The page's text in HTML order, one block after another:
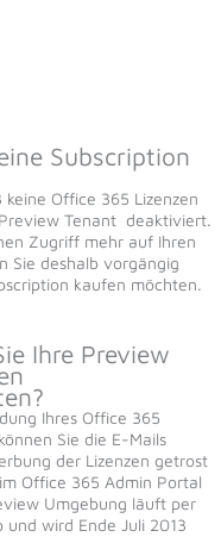
Subscription
keine Office 365 Lizenzen
Tenant deaktiviert.
Zugriff mehr auf Ihren
Sie deshalb vorgängig
kaufen möchten.
Ihre Preview
Ihres Office 365
Sie die E-Mails
der Lizenzen getrost
Office 365 Admin Portal
Umgebung läuft per
und wird Ende Juli 2013